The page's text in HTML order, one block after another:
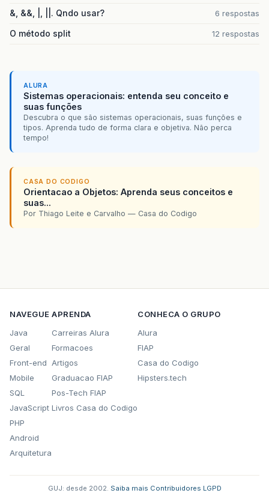
&, &&, |, ||. Qndo usar? 6 respostas
O método split 12 respostas
ALURA
Sistemas operacionais: entenda seu conceito e
suas funções
Descubra o que são sistemas operacionais, suas funções e
tipos. Aprenda tudo de forma clara e objetiva. Não perca
tempo!
CASA DO CODIGO
Orientacao a Objetos: Aprenda seus conceitos e
suas...
Por Thiago Leite e Carvalho — Casa do Codigo
NAVEGUE
Java
Geral
Front-end
Mobile
SQL
JavaScript
PHP
Android
Arquitetura
APRENDA
Carreiras Alura
Formacoes
Artigos
Graduacao FIAP
Pos-Tech FIAP
Livros Casa do Codigo
CONHECA O GRUPO
Alura
FIAP
Casa do Codigo
Hipsters.tech
GUJ: desde 2002. Saiba mais Contribuidores LGPD